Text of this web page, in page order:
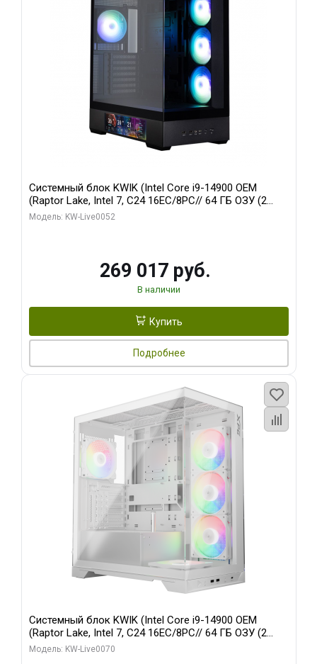
Системный блок KWIK (Intel Core i9-14900 OEM
(Raptor Lake, Intel 7, C24 16EC/8PC// 64 ГБ ОЗУ (2
модуля)/ Palit RTX5080 GAMINGPRO OC 16GB GDDR7
Модель: KW-Live0052
269 017 руб.
В наличии
Купить
Подробнее
Системный блок KWIK (Intel Core i9-14900 OEM
(Raptor Lake, Intel 7, C24 16EC/8PC// 64 ГБ ОЗУ (2
модуля)/ Gigabyte RTX5080 XTREME WATERFORCE
Модель: KW-Live0070